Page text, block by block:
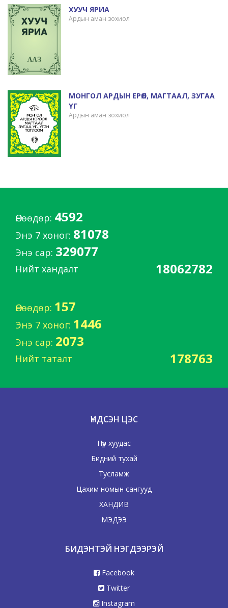
ХУУЧ ЯРИА
Ардын аман зохиол
МОНГОЛ АРДЫН ЕРӨӨЛ, МАГТААЛ, ЗУГАА
ҮГ
Ардын аман зохиол
Өнөөдөр: 4592
Энэ 7 хоног: 81078
Энэ сар: 329077
Нийт хандалт 18062782
Өнөөдөр: 157
Энэ 7 хоног: 1446
Энэ сар: 2073
Нийт таталт 178763
ҮНДСЭН ЦЭС
Нүүр хуудас
Бидний тухай
Тусламж
Цахим номын сангууд
ХАНДИВ
МЭДЭЭ
БИДЭНТЭЙ НЭГДЭЭРЭЙ
Facebook
Twitter
Instagram